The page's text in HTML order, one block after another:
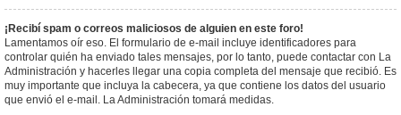
¡Recibí spam o correos maliciosos de alguien en este foro!
Lamentamos oír eso. El formulario de e-mail incluye identificadores para
controlar quién ha enviado tales mensajes, por lo tanto, puede contactar con La
Administración y hacerles llegar una copia completa del mensaje que recibió. Es
muy importante que incluya la cabecera, ya que contiene los datos del usuario
que envió el e-mail. La Administración tomará medidas.